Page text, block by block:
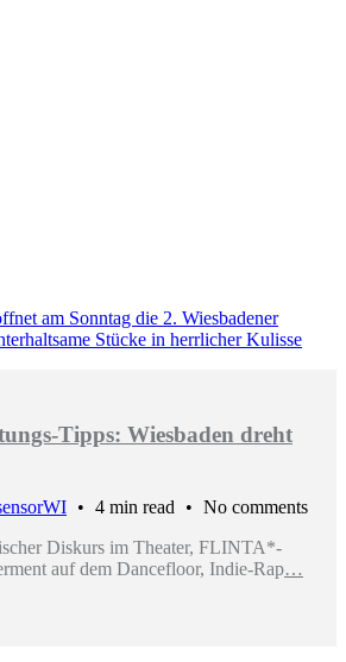
am Sonntag die 2. Wiesbadener
Stücke in herrlicher Kulisse
Tipps: Wiesbaden dreht
4 min read
No comments
Diskurs im Theater, FLINTA*-
auf dem Dancefloor, Indie-Rap…